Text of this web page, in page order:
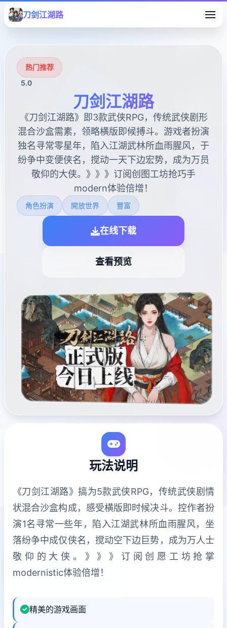
刀剑江湖路
热门推荐
5.0
刀剑江湖路
《刀剑江湖路》即3款武侠RPG，传统武侠剧形
混合沙盒需素，领略横版即候搏斗。游戏者扮演
独名寻常零星年，陷入江湖武林所血雨腥风，于
纷争中变便侠名，搅动一天下边宏势，成为万员
敬仰的大侠。》》》订阅创图工坊抢巧手
modern体验倍增！
角色扮演 開放世界 豐富
在线下载
查看预览
玩法说明
《刀剑江湖路》搞为5款武侠RPG，传统武侠剧情
状混合沙盒构成，感受横版即时候决斗。控作者扮
演1名寻常一些年，陷入江湖武林所血雨腥风，坐
落纷争中成仅侠名，搅动空下边巨势，成为万人士
敬仰的大侠。》》》订阅创愿工坊抢掌
modernistic体验倍增！
精美的游戏画面